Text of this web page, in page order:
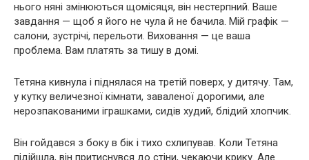
нього няні змінюються щомісяця, він нестерпний. Ваше
завдання — щоб я його не чула й не бачила. Мій графік —
салони, зустрічі, перельоти. Виховання — це ваша
проблема. Вам платять за тишу в домі.
Тетяна кивнула і піднялася на третій поверх, у дитячу. Там,
у кутку величезної кімнати, заваленої дорогими, але
нерозпакованими іграшками, сидів худий, блідий хлопчик.
Він гойдався з боку в бік і тихо схлипував. Коли Тетяна
підійшла, він притиснувся до стіни, чекаючи крику. Але